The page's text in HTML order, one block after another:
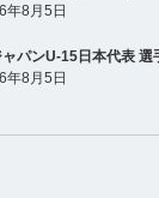
年8月5日
パンU-15日本代表 選
年8月5日